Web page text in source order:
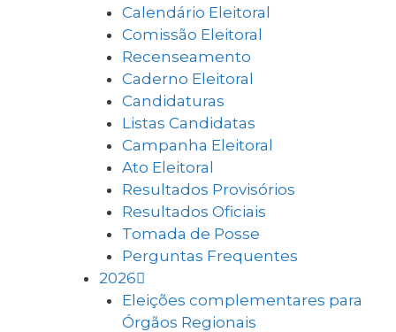
Calendário Eleitoral
Comissão Eleitoral
Recenseamento
Caderno Eleitoral
Candidaturas
Listas Candidatas
Campanha Eleitoral
Ato Eleitoral
Resultados Provisórios
Resultados Oficiais
Tomada de Posse
Perguntas Frequentes
2026
Eleições complementares para
Órgãos Regionais